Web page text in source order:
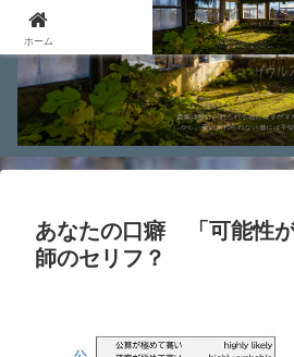
あなたの口癖 「可能性
師のセリフ？
ホーム